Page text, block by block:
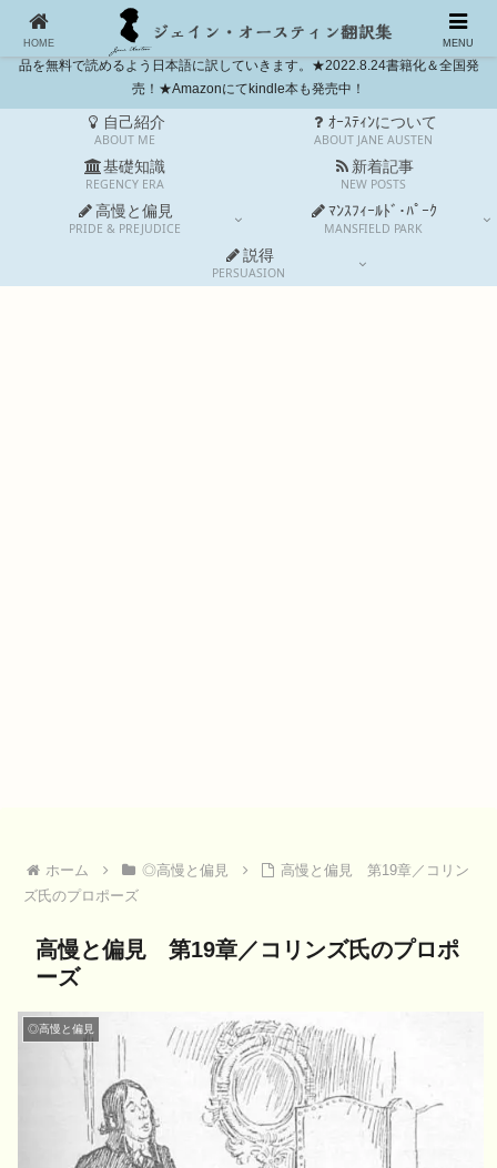
独自和訳に挑戦。高慢と偏見とマンスフィールド・パークは完訳しました。今
も世界中で愛されるイギリス人作家ジェイン・オースティン(1775-1817)の作
品を無料で読めるよう日本語に訳していきます。★2022.8.24書籍化＆全国発
売！★Amazonにてkindle本も発売中！
自己紹介
ABOUT ME
ｵｰｽﾃｨﾝについて
ABOUT JANE AUSTEN
基礎知識
REGENCY ERA
新着記事
NEW POSTS
高慢と偏見
PRIDE & PREJUDICE
ﾏﾝｽﾌｨｰﾙﾄﾞ･ﾊﾟｰｸ
MANSFIELD PARK
説得
PERSUASION
ホーム ◎高慢と偏見
高慢と偏見 第19章／コリン
ズ氏のプロポーズ
高慢と偏見 第19章／コリンズ氏のプロポ
ーズ
◎高慢と偏見
HOME MENU